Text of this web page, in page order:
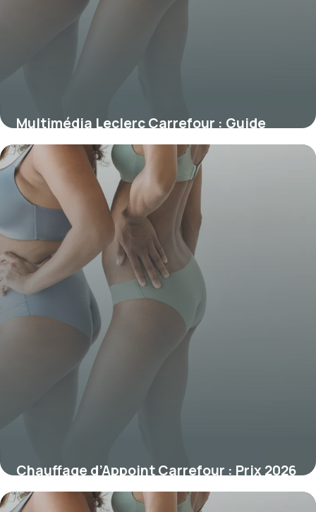
Multimédia Leclerc Carrefour : Guide
Achat
29 décembre 2025
Chauffage d’Appoint Carrefour : Prix 2026
13 décembre 2025